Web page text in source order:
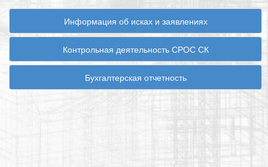
Информация об исках и заявлениях
Контрольная деятельность СРОС СК
Бухгалтерская отчетность